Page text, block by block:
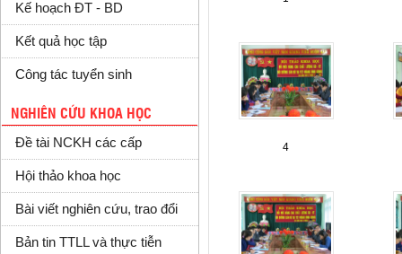
Kế hoạch ĐT - BD
Kết quả học tập
Công tác tuyển sinh
NGHIÊN CỨU KHOA HỌC
Đề tài NCKH các cấp
Hội thảo khoa học
Bài viết nghiên cứu, trao đổi
Bản tin TTLL và thực tiễn
4